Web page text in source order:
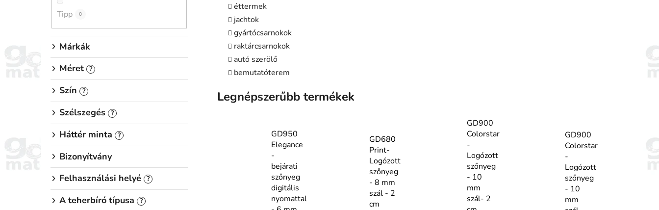
Tipp 0
Márkák
Méret ?
Szín ?
Szélszegés ?
Háttér minta ?
Bizonyítvány
Felhasználási helyé
?
A teherbíró típusa ?
éttermek
jachtok
gyártócsarnokok
raktárcsarnokok
autó szerölő
bemutatóterem
Legnépszerűbb termékek
GD950
Elegance
-
bejárati
szőnyeg
digitális
nyomattal
GD680
Print-
Logózott
szőnyeg
- 8 mm
szál - 2
cm
GD900
Colorstar
-
Logózott
szőnyeg
- 10
mm
szál- 2
GD900
Colorstar
-
Logózott
szőnyeg
- 10
mm